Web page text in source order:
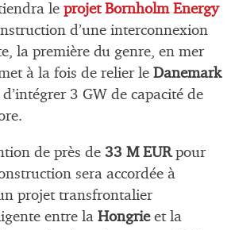
le projet Bornholm Energy
d’une interconnexion
la première du genre, en mer
à la fois de relier le Danemark
3 GW de capacité de
de près de 33 M EURpour
sera accordée à
projet transfrontalier
entre la Hongrieet la